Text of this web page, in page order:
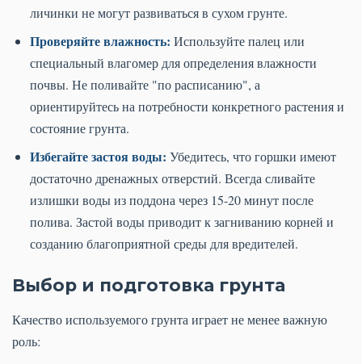
личинки не могут развиваться в сухом грунте.
Проверяйте влажность: Используйте палец или
специальный влагомер для определения влажности
почвы. Не поливайте "по расписанию", а
ориентируйтесь на потребности конкретного растения и
состояние грунта.
Избегайте застоя воды: Убедитесь, что горшки имеют
достаточно дренажных отверстий. Всегда сливайте
излишки воды из поддона через 15-20 минут после
полива. Застой воды приводит к загниванию корней и
созданию благоприятной среды для вредителей.
Выбор и подготовка грунта
Качество используемого грунта играет не менее важную
роль: